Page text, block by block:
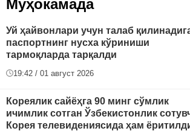
Муҳокамада
Уй ҳайвонлари учун талаб
паспортнинг нусха кўриниши
тармоқларда тарқалди
19:42 / 01 август 2026
Кореялик сайёҳга 90 минг сўмлик
ичимлик сотган Ўзбекистонлик
Корея телевидениясида ҳам